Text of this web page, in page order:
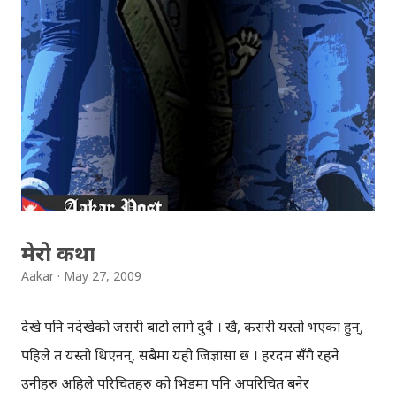
। प्रोफेसर हम्बर्ट, लोलितालाई लिएर सहर सहर मा डुलिरहेकाछन् ।
विभिन्न सहरका प्राय: जसो सबै होटल, मोटल चहारिरहेकाछन् ।
मेरो कथा
Aakar May 27, 2009
देखे पनि नदेखेको जसरी बाटो लागे दुवै । खै, कसरी यस्तो भएका हुन्,
पहिले त यस्तो थिएनन्, सबैमा यही जिज्ञासा छ । हरदम सँगै रहने
उनीहरु अहिले परिचितहरु को भिडमा पनि अपरिचित बनेर